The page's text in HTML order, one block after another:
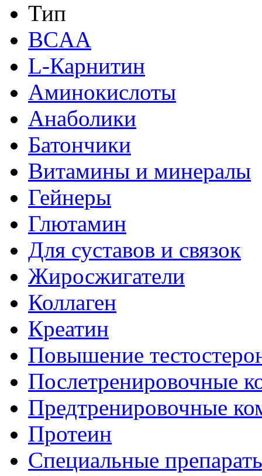
Тип
BCAA
L-Карнитин
Аминокислоты
Анаболики
Батончики
Витамины и минералы
Гейнеры
Глютамин
Для суставов и связок
Жиросжигатели
Коллаген
Креатин
Повышение
Послетренировочные
Предтренировочные
Протеин
Специальные